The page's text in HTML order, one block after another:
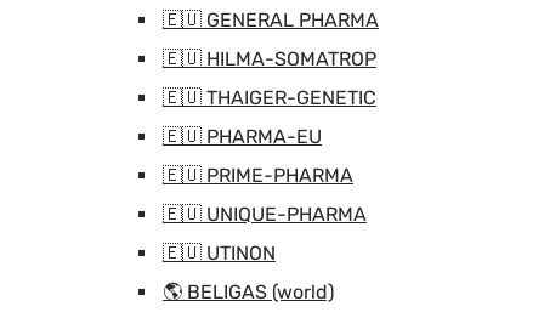
🇪🇺 GENERAL PHARMA
🇪🇺 HILMA-SOMATROP
🇪🇺 THAIGER-GENETIC
🇪🇺 PHARMA-EU
🇪🇺 PRIME-PHARMA
🇪🇺 UNIQUE-PHARMA
🇪🇺 UTINON
🌎 BELIGAS (world)